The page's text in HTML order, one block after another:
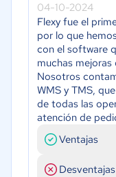
04-10-2024
Flexy fue el
por lo que
con el software
muchas
Nosotros
WMS y TMS,
de todas las
atención de
Ventajas
Desventajas